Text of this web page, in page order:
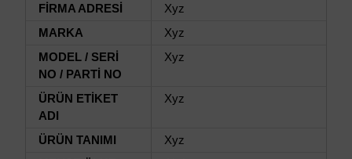
FİRMA ADRESİ
Xyz
MARKA
Xyz
MODEL / SERİ
NO / PARTİ NO
Xyz
ÜRÜN ETİKET
ADI
Xyz
ÜRÜN TANIMI
Xyz